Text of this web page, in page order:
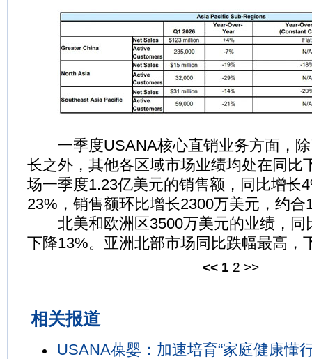
一季度USANA核心直销业务方面，除
长之外，其他各区域市场业绩均处在同比
场一季度1.23亿美元的销售额，同比增长
23%，销售额环比增长2300万美元，约合
北美和欧洲区3500万美元的业绩，同
下降13%。亚洲北部市场同比跌幅最高，
<< 1 2 >>
相关报道
USANA葆婴：加速培育“家庭健康懂